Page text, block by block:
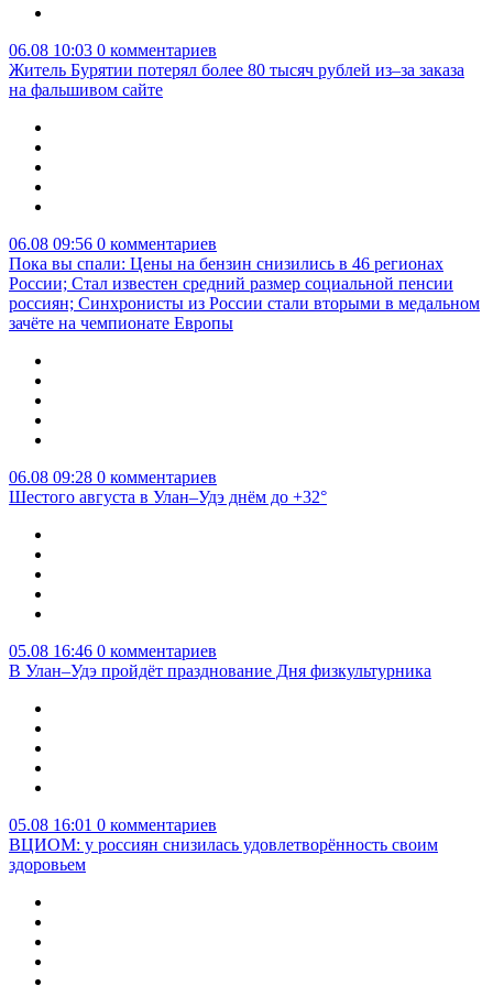
06.08 10:03 0 комментариев
Житель Бурятии потерял более 80 тысяч рублей из–за заказа
на фальшивом сайте
06.08 09:56 0 комментариев
Пока вы спали: Цены на бензин снизились в 46 регионах
России; Стал известен средний размер социальной пенсии
россиян; Синхронисты из России стали вторыми в медальном
зачёте на чемпионате Европы
06.08 09:28 0 комментариев
Шестого августа в Улан–Удэ днём до +32°
05.08 16:46 0 комментариев
В Улан–Удэ пройдёт празднование Дня физкультурника
05.08 16:01 0 комментариев
ВЦИОМ: у россиян снизилась удовлетворённость своим
здоровьем